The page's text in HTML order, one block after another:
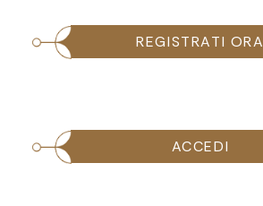
REGISTRATI ORA
ACCEDI